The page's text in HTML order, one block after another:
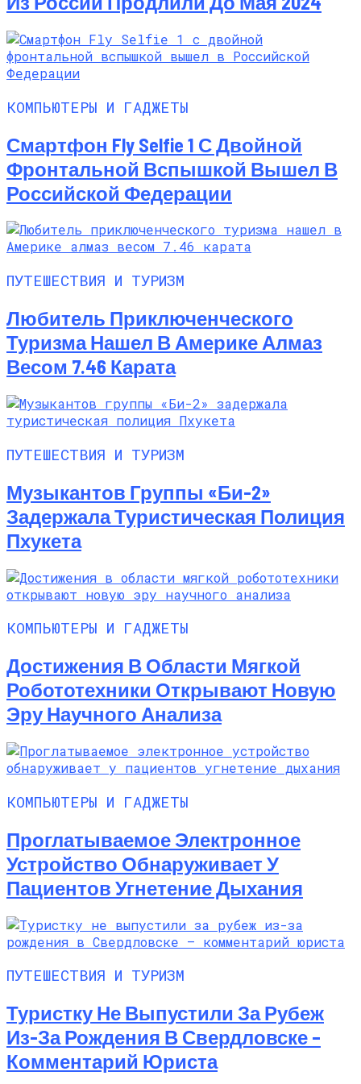
КОМПЬЮТЕРЫ И ГАДЖЕТЫ
Смартфон Fly Selfie 1 С Двойной
Фронтальной Вспышкой Вышел В
Российской Федерации
ПУТЕШЕСТВИЯ И ТУРИЗМ
Любитель Приключенческого
Туризма Нашел В Америке Алмаз
Весом 7.46 Карата
ПУТЕШЕСТВИЯ И ТУРИЗМ
Музыкантов Группы «Би-2»
Задержала Туристическая Полиция
Пхукета
КОМПЬЮТЕРЫ И ГАДЖЕТЫ
Достижения В Области Мягкой
Робототехники Открывают Новую
Эру Научного Анализа
КОМПЬЮТЕРЫ И ГАДЖЕТЫ
Проглатываемое Электронное
Устройство Обнаруживает У
Пациентов Угнетение Дыхания
ПУТЕШЕСТВИЯ И ТУРИЗМ
Туристку Не Выпустили За Рубеж
Из-За Рождения В Свердловске –
Комментарий Юриста